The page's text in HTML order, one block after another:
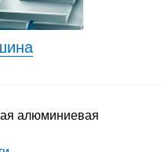
алюминиевая